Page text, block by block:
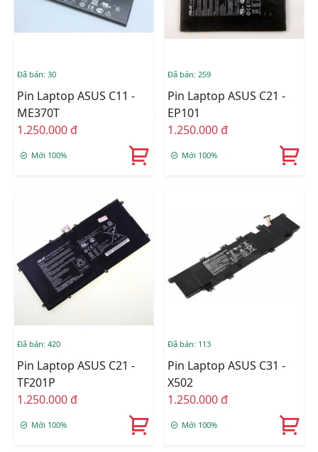
Đã bán: 30
Pin Laptop ASUS C11 -
ME370T
1.250.000 đ
Mới 100%
Đã bán: 259
Pin Laptop ASUS C21 -
EP101
1.250.000 đ
Mới 100%
Đã bán: 420
Pin Laptop ASUS C21 -
TF201P
1.250.000 đ
Mới 100%
Đã bán: 113
Pin Laptop ASUS C31 -
X502
1.250.000 đ
Mới 100%